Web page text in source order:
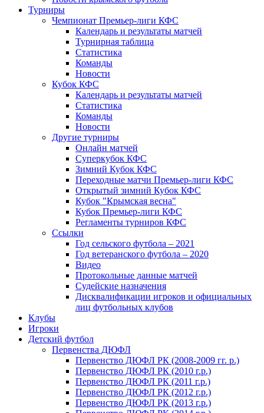
Турниры
Чемпионат Премьер-лиги КФС
Календарь и результаты матчей
Турнирная таблица
Статистика
Команды
Новости
Кубок КФС
Календарь и результаты матчей
Статистика
Команды
Новости
Другие турниры
Онлайн матчей
Суперкубок КФС
Зимний Кубок КФС
Переходные матчи Премьер-лиги КФС
Открытый зимний Кубок КФС
Кубок "Крымская весна"
Кубок Премьер-лиги КФС
Регламенты турниров КФС
Ссылки
Год сельского футбола – 2021
Год ветеранского футбола – 2020
Видео
Протокольные данные матчей
Судейские назначения
Дисквалификации игроков и официальных
лиц футбольных клубов
Клубы
Игроки
Детский футбол
Первенства ДЮФЛ
Первенство ДЮФЛ РК (2008-2009 гг. р.)
Первенство ДЮФЛ РК (2010 г.р.)
Первенство ДЮФЛ РК (2011 г.р.)
Первенство ДЮФЛ РК (2012 г.р.)
Первенство ДЮФЛ РК (2013 г.р.)